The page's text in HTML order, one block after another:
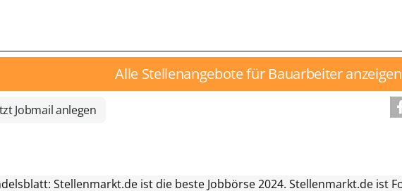
Alle Stellenangebote für Bauarbeiter anzeigen
Jobmail anlegen